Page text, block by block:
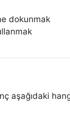
dokunmak
aşağıdaki